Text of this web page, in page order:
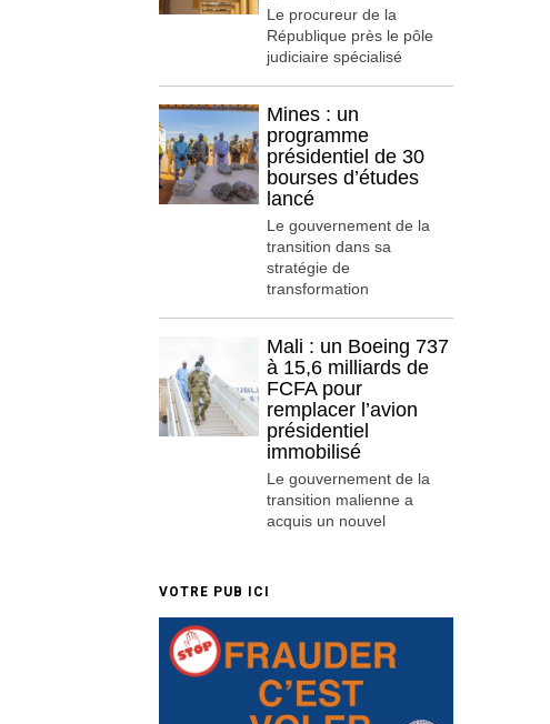
Le procureur de la
République près le pôle
judiciaire spécialisé
Mines : un
programme
présidentiel de 30
bourses d’études
lancé
Le gouvernement de la
transition dans sa
stratégie de
transformation
Mali : un Boeing 737
à 15,6 milliards de
FCFA pour
remplacer l’avion
présidentiel
immobilisé
Le gouvernement de la
transition malienne a
acquis un nouvel
VOTRE PUB ICI